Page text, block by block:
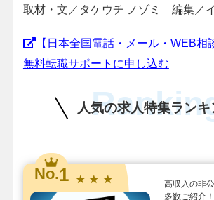
取材・文／タケウチ ノゾミ 編集／
【日本全国電話・メール・WEB相
無料転職サポートに申し込む
人気の求人特集ランキ
No.1 ★ ★ ★
高収入の非
多数ご紹介！